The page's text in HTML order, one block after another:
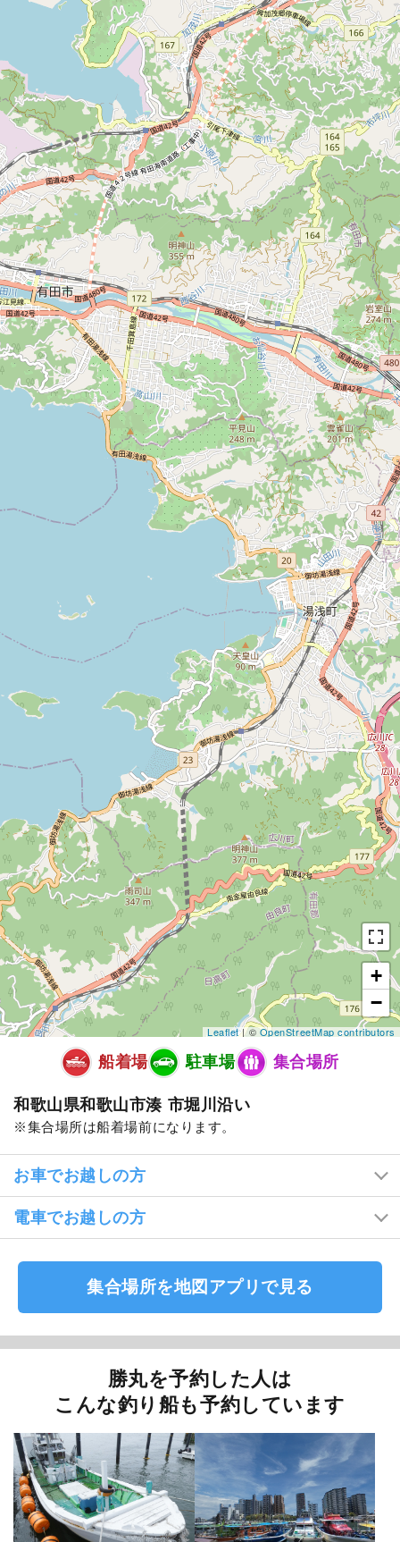
+
−
Leaflet| ©OpenStreetMap contributors
船着場 駐車場 集合場所
和歌山県和歌山市湊 市堀川沿い
集合場所は船着場前になります。
お車でお越しの方
電車でお越しの方
集合場所を地図アプリで見る
勝丸を予約した人は
こんな釣り船も予約しています